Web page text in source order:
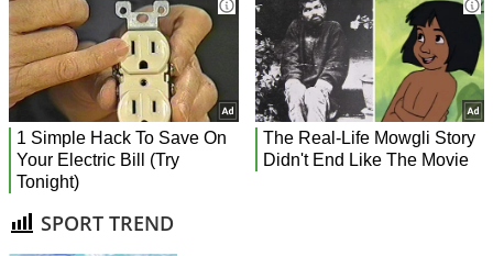
SPORT TREND